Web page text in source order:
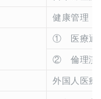
健康管理・
① 医療通
② 倫理演
外国人医療